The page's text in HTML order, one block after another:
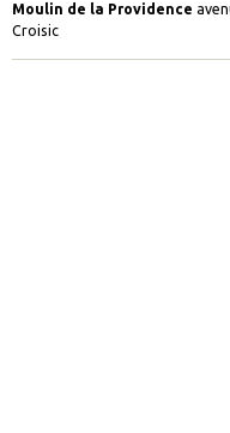
Moulin de la Providence
Croisic